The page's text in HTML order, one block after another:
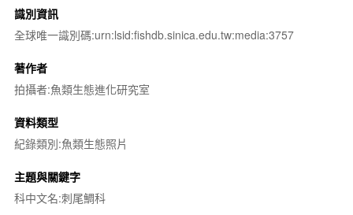
識別資訊
全球唯一識別碼:urn:lsid:fishdb.sinica.edu.tw:media:3757
著作者
拍攝者:魚類生態進化研究室
資料類型
紀錄類別:魚類生態照片
主題與關鍵字
科中文名:刺尾鯛科